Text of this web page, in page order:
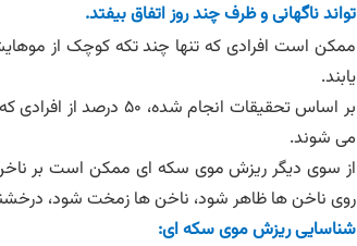
تواند ناگهانی و ظرف چند روز اتفاق بیفتد.
ممکن است افرادی که تنها چند تکه کوچک از
یابند.
می شوند.
از سوی دیگر ریزش موی سکه ای ممکن است بر ناخن
روی ناخن ها ظاهر شود، ناخن ها زمخت شود،
شناسایی ریزش موی سکه ای: